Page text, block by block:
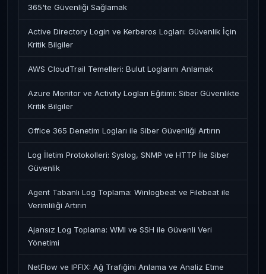
365'te Güvenliği Sağlamak
Active Directory Login ve Kerberos Logları: Güvenlik İçin
Kritik Bilgiler
AWS CloudTrail Temelleri: Bulut Loglarını Anlamak
Azure Monitor ve Activity Logları Eğitimi: Siber Güvenlikte
Kritik Bilgiler
Office 365 Denetim Logları ile Siber Güvenliği Artırın
Log İletim Protokolleri: Syslog, SNMP ve HTTP İle Siber
Güvenlik
Agent Tabanlı Log Toplama: Winlogbeat ve Filebeat ile
Verimliliği Artırın
Ajansız Log Toplama: WMI ve SSH ile Güvenli Veri
Yönetimi
NetFlow ve IPFIX: Ağ Trafiğini Anlama ve Analiz Etme